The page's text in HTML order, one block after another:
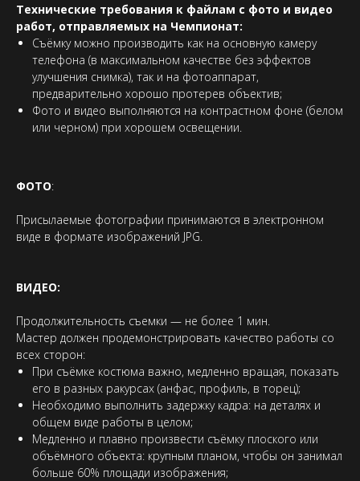
Технические требования к файлам с фото и видео
работ, отправляемых на Чемпионат:
Съёмку можно производить как на основную камеру
телефона (в максимальном качестве без эффектов
улучшения снимка), так и на фотоаппарат,
предварительно хорошо протерев объектив;
Фото и видео выполняются на контрастном фоне (белом
или черном) при хорошем освещении.
ФОТО:
Присылаемые фотографии принимаются в электронном
виде в формате изображений JPG.
ВИДЕО:
Продолжительность съемки — не более 1 мин.
Мастер должен продемонстрировать качество работы со
всех сторон:
При съёмке костюма важно, медленно вращая, показать
его в разных ракурсах (анфас, профиль, в торец);
Необходимо выполнить задержку кадра: на деталях и
общем виде работы в целом;
Медленно и плавно произвести съёмку плоского или
объёмного объекта: крупным планом, чтобы он занимал
больше 60% площади изображения;